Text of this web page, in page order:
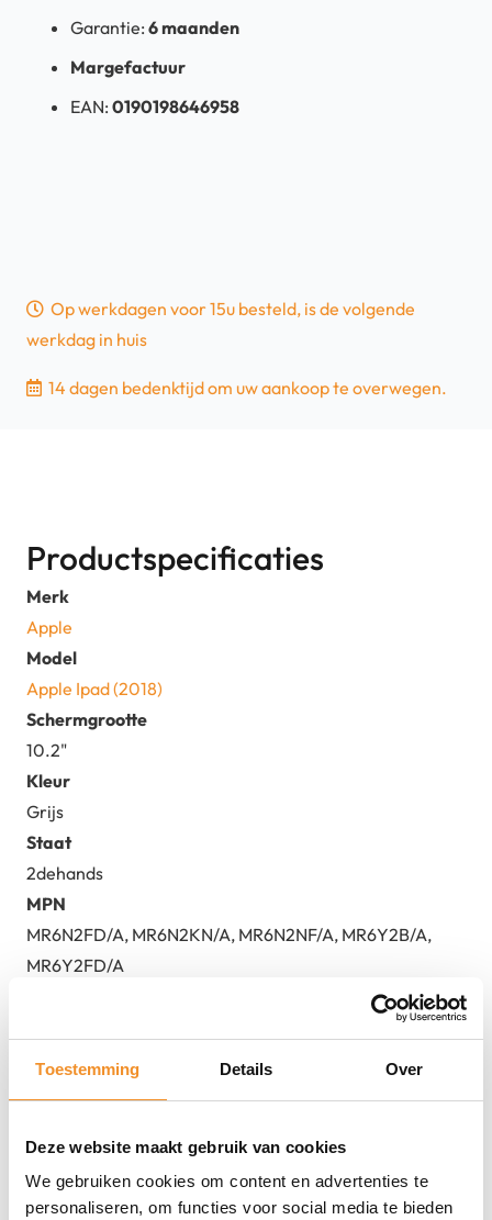
Toestemming Details Over
Deze website maakt gebruik van cookies
We gebruiken cookies om content en advertenties te
personaliseren, om functies voor social media te bieden
Garantie: 6 maanden
Margefactuur
EAN: 0190198646958
Op werkdagen voor 15u besteld, is de volgende
werkdag in huis
14 dagen bedenktijd om uw aankoop te overwegen.
Productspecificaties
Merk
Apple
Model
Apple Ipad (2018)
Schermgrootte
10.2"
Kleur
Grijs
Staat
2dehands
MPN
MR6N2FD/A, MR6N2KN/A, MR6N2NF/A, MR6Y2B/A,
MR6Y2FD/A